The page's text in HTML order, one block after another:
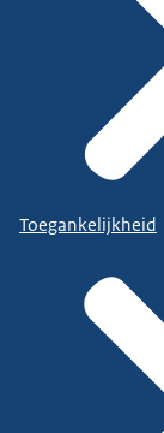
Toegankelijkheid